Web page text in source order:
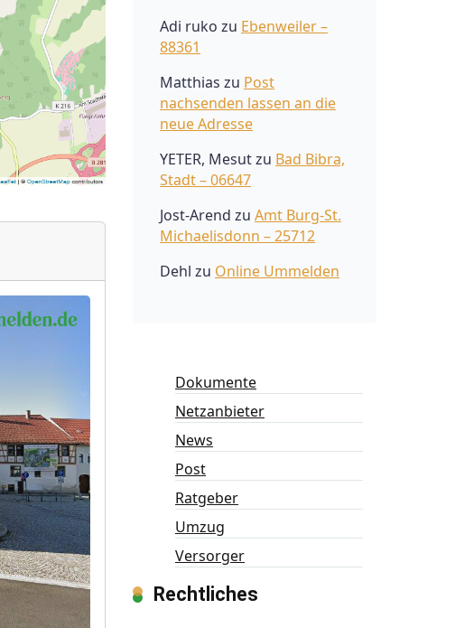
Adi ruko zu Ebenweiler –
88361
Matthias zu Post
nachsenden lassen an die
neue Adresse
YETER, Mesutzu Bad Bibra,
Stadt – 06647
Jost-Arend zu Amt Burg-St.
Michaelisdonn – 25712
Dehl zu Online Ummelden
Dokumente
Netzanbieter
News
Post
Ratgeber
Umzug
Versorger
Rechtliches